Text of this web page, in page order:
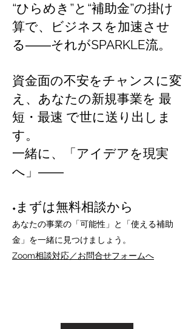
“ひらめき”と“補助金”の掛け
算で、ビジネスを加速させ
る――それがSPARKLE流。
資金面の不安をチャンスに変
え、あなたの新規事業を 最
短・最速 で世に送り出しま
す。
一緒に、「アイデアを現実
へ」――
◆まずは無料相談から
あなたの事業の「可能性」と「使える補助
金」を一緒に見つけましょう。
Zoom相談対応／お問合せフォームへ